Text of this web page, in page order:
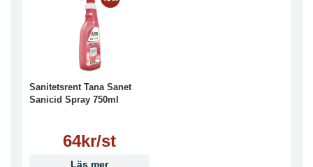
Sanitetsrent Tana Sanet
Sanicid Spray 750ml
64kr/st
Läs mer